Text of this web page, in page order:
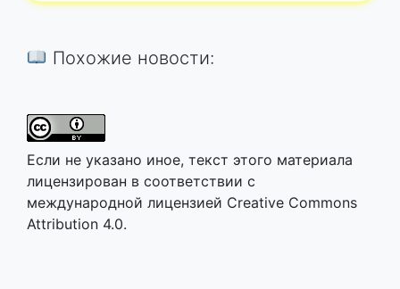
Похожие новости:
Если не указано иное, текст этого материала
лицензирован в соответствии с
международной лицензией Creative Commons
Attribution 4.0.